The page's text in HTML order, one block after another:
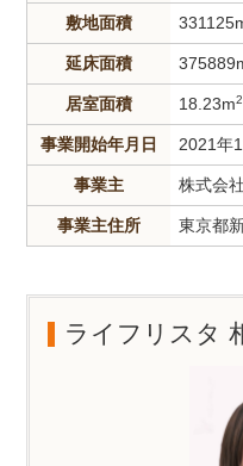
敷地面積
延床面積
居室面積 18.23m2
事業開始年月日 2021年
事業主 株式会
事業主住所 東京都
ライフリスタ